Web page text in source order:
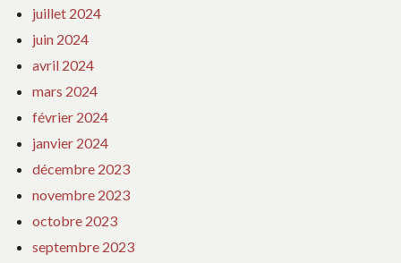
juillet 2024
juin 2024
avril 2024
mars 2024
février 2024
janvier 2024
décembre 2023
novembre 2023
octobre 2023
septembre 2023